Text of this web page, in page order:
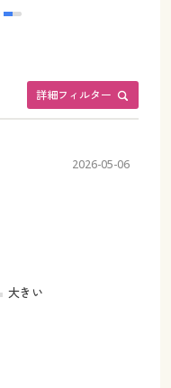
詳細フィルター
2026-05-06
大きい